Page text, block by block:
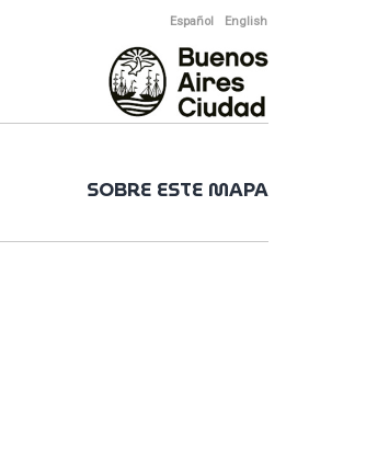
Español English
SOBRE ESTE MAPA